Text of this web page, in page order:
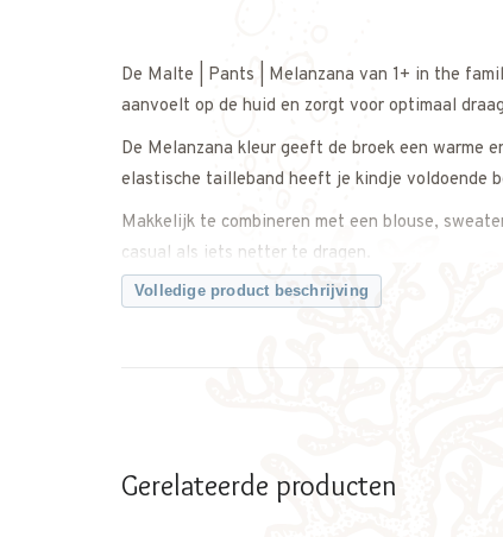
De Malte | Pants | Melanzana van 1+ in the
aanvoelt op de huid en zorgt voor optimaal
De Melanzana kleur geeft de broek een warme
elastische tailleband heeft je kindje voldoende
Makkelijk te combineren met een blouse,
casual als iets netter te dragen.
Een comfortabele en tijdloze broek met een
• Kleur: Melanzana
Volledige product beschrijving
Gerelateerde producten